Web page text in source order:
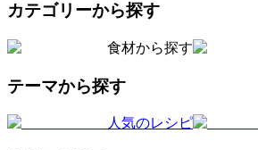
カテゴリーから探す
食材から探す
テーマから探す
人気のレシピ